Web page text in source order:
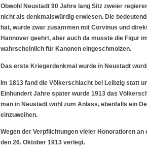
Obwohl Neustadt 90 Jahre lang Sitz zweier
nicht als denkmalswürdig erwiesen. Die
hat, wurde zwar zusammen mit Corvinus und
Hannover geehrt, aber auch da musste die Figur
wahrscheinlich für Kanonen eingeschmolzen.
Das erste Kriegerdenkmal wurde in Neustadt
Im 1813 fand die Völkerschlacht bei Leibzig statt
Einhundert Jahre später wurde 1913 das
man in Neustadt wohl zum Anlass, ebenfalls ein
einzuweihen.
Wegen der Verpflichtungen vieler Honoratioren
den 26. Oktober 1913 verlegt.